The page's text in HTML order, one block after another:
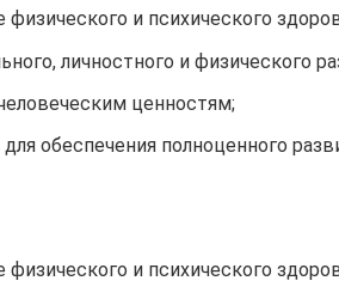
физического и психического
личностного и физического
ценностям;
обеспечения полноценного
физического и психического